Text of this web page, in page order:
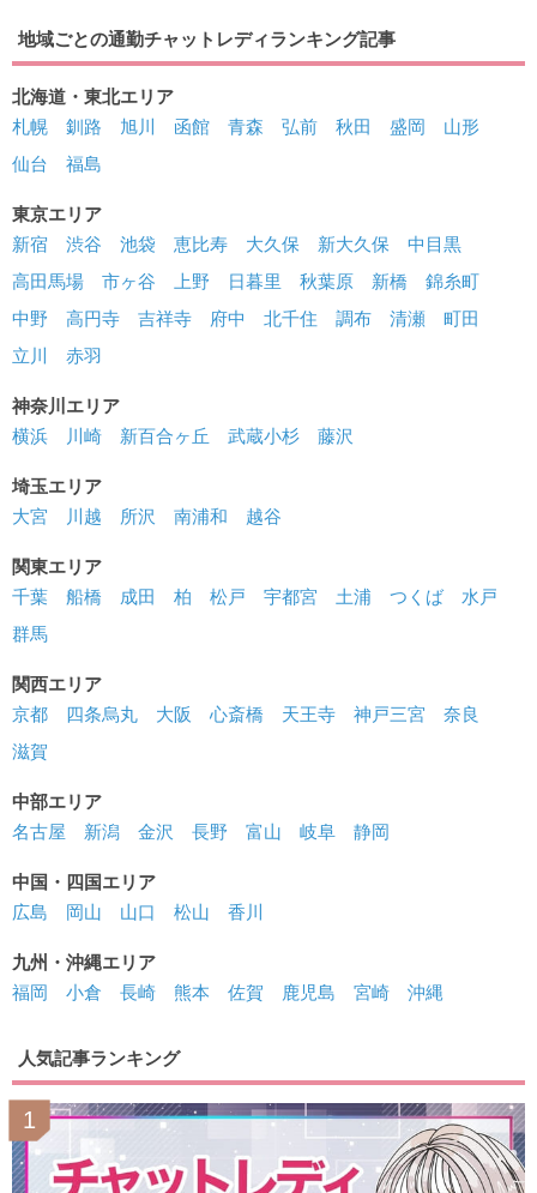
地域ごとの通勤チャットレディランキング記事
北海道・東北エリア
札幌
釧路 旭川 函館 青森 弘前 秋田 盛岡
山形
仙台
福島
東京エリア
新宿
渋谷 池袋 恵比寿 大久保 新大久保
中目黒
高田馬場
市ヶ谷 上野 日暮里 秋葉原 新橋
錦糸町
中野
高円寺 吉祥寺 府中 北千住 調布 清瀬
町田
立川
赤羽
神奈川エリア
横浜
川崎 新百合ヶ丘 武蔵小杉 藤沢
埼玉エリア
大宮
川越 所沢 南浦和 越谷
関東エリア
千葉
船橋 成田 柏 松戸 宇都宮 土浦 つくば
水戸
群馬
関西エリア
京都
四条烏丸 大阪 心斎橋 天王寺 神戸三宮
奈良
滋賀
中部エリア
名古屋
新潟 金沢 長野 富山 岐阜 静岡
中国・四国エリア
広島
岡山 山口 松山 香川
九州・沖縄エリア
福岡
小倉 長崎 熊本 佐賀 鹿児島 宮崎 沖縄
人気記事ランキング